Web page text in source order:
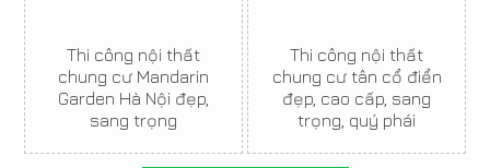
Thi công nội thất
chung cư Mandarin
Garden Hà Nội đẹp,
sang trọng
Thi công nội thất
chung cư tân cổ điển
đẹp, cao cấp, sang
trọng, quý phái